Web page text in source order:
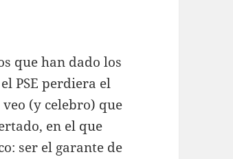
que han dado los
PSE perdiera el
(y celebro) que
en el que
ser el garante de